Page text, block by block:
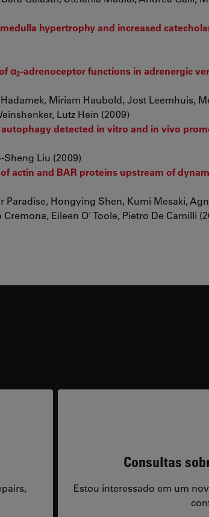
hypertrophy and increased
α2-adrenoceptor functions in adrenergic
Miriam Haubold, Jost Leemhuis,
Lutz Hein (2009)
detected in vitro and in vivo
Sheng Liu (2009)
actin and BAR proteins upstream of
Hongying Shen, Kumi Mesaki,
Eileen O' Toole, Pietro De Camilli
Consultas
Estou interessado em um